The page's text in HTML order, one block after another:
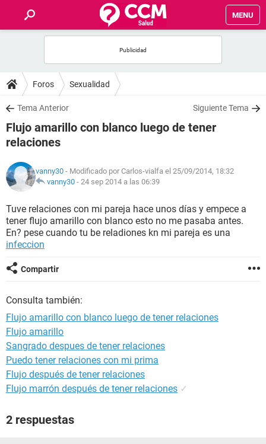
MENU
FOROS
SALUD
FAMILIA
NUTRICIÓN
SEXUALIDAD
Foros Sexualidad
Tema Anterior Siguiente Tema
Flujo amarillo con blanco luego de tener
relaciones
vanny30 - Modificado por Carlos-vialfa el 25/09/2014, 18:32
vanny30 - 24 sep 2014 a las 06:39
Tuve relaciones con mi pareja hace unos días y empece a
tener flujo amarillo con blanco esto no me pasaba antes.
En? pese cuando tu be reladiones kn mi pareja es una
infeccion
Compartir
Consulta también:
Flujo amarillo con blanco luego de tener relaciones
Flujo amarillo
Sangrado despues de tener relaciones
Puedo tener relaciones con mi prima
Flujo después de tener relaciones
Flujo marrón después de tener relaciones ✓
2 respuestas